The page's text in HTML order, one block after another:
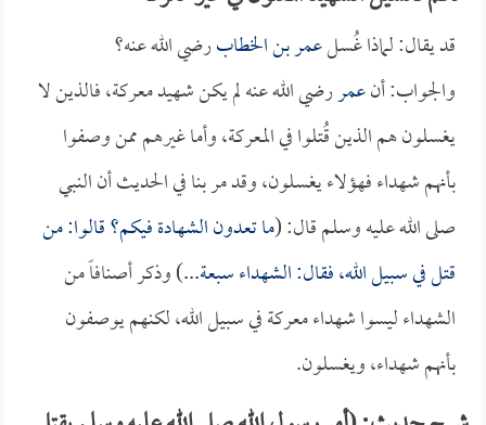
قد يقال: لماذا غُسلعمر بن الخطابرضي الله عنه؟
والجواب: أنعمررضي الله عنه لم يكن شهيد معركة، فالذين لا
يغسلون هم الذين قُتلوا في المعركة، وأما غيرهم ممن وصفوا
بأنهم شهداء فهؤلاء يغسلون، وقد مر بنا في الحديث أن النبي
صلى الله عليه وسلم قال: (ما تعدون الشهادة فيكم؟ قالوا: من
قتل في سبيل الله، فقال: الشهداء سبعة...) وذكر أصنافاً من
الشهداء ليسوا شهداء معركة في سبيل الله، لكنهم يوصفون
بأنهم شهداء، ويغسلون.